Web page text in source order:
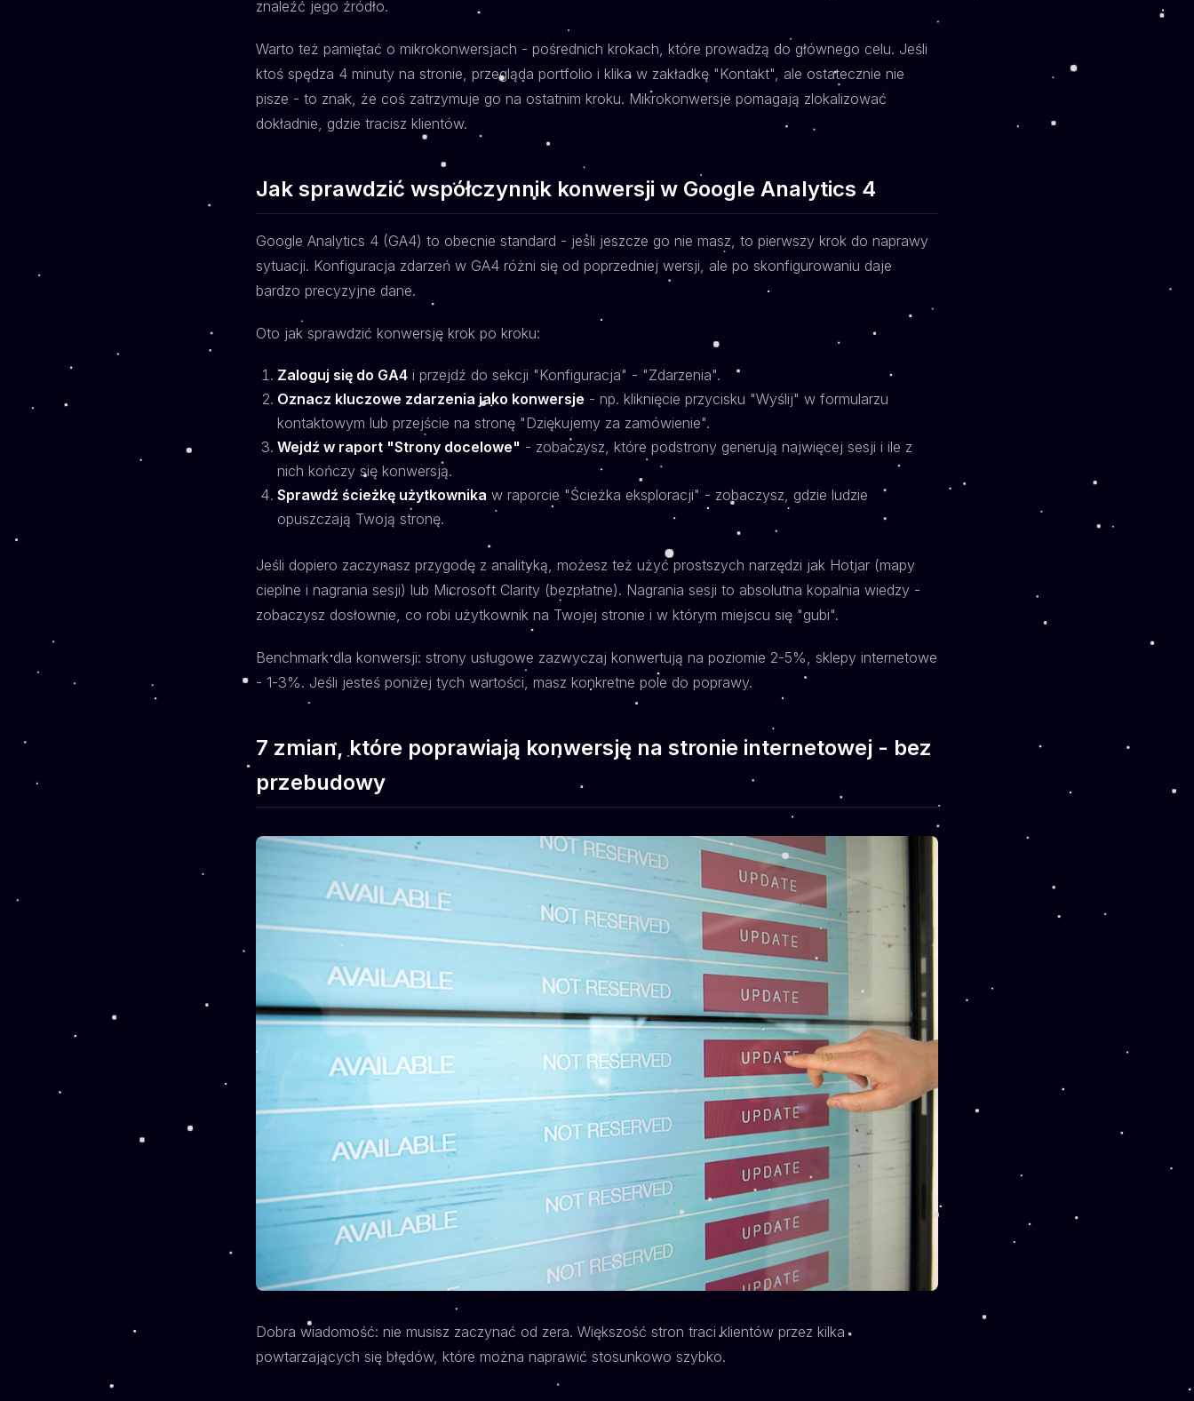
znaleźć jego źródło.
Warto też pamiętać o mikrokonwersjach - pośrednich krokach, które prowadzą do głównego celu. Jeśli
ktoś spędza 4 minuty na stronie, przegląda portfolio i klika w zakładkę "Kontakt", ale ostatecznie nie
pisze - to znak, że coś zatrzymuje go na ostatnim kroku. Mikrokonwersje pomagają zlokalizować
dokładnie, gdzie tracisz klientów.
Jak sprawdzić współczynnik konwersji w Google Analytics 4
Google Analytics 4 (GA4) to obecnie standard - jeśli jeszcze go nie masz, to pierwszy krok do naprawy
sytuacji. Konfiguracja zdarzeń w GA4 różni się od poprzedniej wersji, ale po skonfigurowaniu daje
bardzo precyzyjne dane.
Oto jak sprawdzić konwersję krok po kroku:
Zaloguj się do GA4 i przejdź do sekcji "Konfiguracja" - "Zdarzenia".
Oznacz kluczowe zdarzenia jako konwersje - np. kliknięcie przycisku "Wyślij" w formularzu
kontaktowym lub przejście na stronę "Dziękujemy za zamówienie".
Wejdź w raport "Strony docelowe" - zobaczysz, które podstrony generują najwięcej sesji i ile z
nich kończy się konwersją.
Sprawdź ścieżkę użytkownika w raporcie "Ścieżka eksploracji" - zobaczysz, gdzie ludzie
opuszczają Twoją stronę.
Jeśli dopiero zaczynasz przygodę z analityką, możesz też użyć prostszych narzędzi jak Hotjar (mapy
cieplne i nagrania sesji) lub Microsoft Clarity (bezpłatne). Nagrania sesji to absolutna kopalnia wiedzy -
zobaczysz dosłownie, co robi użytkownik na Twojej stronie i w którym miejscu się "gubi".
Benchmark dla konwersji: strony usługowe zazwyczaj konwertują na poziomie 2-5%, sklepy internetowe
- 1-3%. Jeśli jesteś poniżej tych wartości, masz konkretne pole do poprawy.
7 zmian, które poprawiają konwersję na stronie internetowej - bez
przebudowy
Dobra wiadomość: nie musisz zaczynać od zera. Większość stron traci klientów przez kilka
powtarzających się błędów, które można naprawić stosunkowo szybko.